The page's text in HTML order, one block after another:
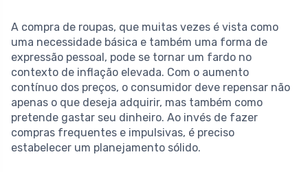
A compra de roupas, que muitas vezes é vista como
uma necessidade básica e também uma forma de
expressão pessoal, pode se tornar um fardo no
contexto de inflação elevada. Com o aumento
contínuo dos preços, o consumidor deve repensar não
apenas o que deseja adquirir, mas também como
pretende gastar seu dinheiro. Ao invés de fazer
compras frequentes e impulsivas, é preciso
estabelecer um planejamento sólido.